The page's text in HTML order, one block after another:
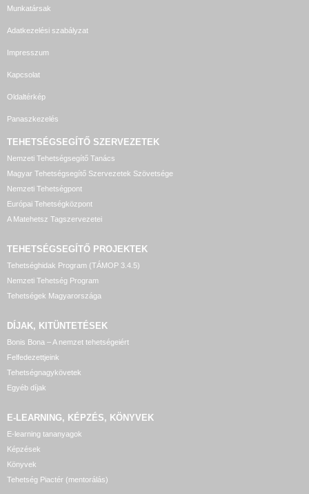
Munkatársak
Adatkezelési szabályzat
Impresszum
Kapcsolat
Oldaltérkép
Panaszkezelés
TEHETSÉGSEGÍTŐ SZERVEZETEK
Nemzeti Tehetségsegítő Tanács
Magyar Tehetségsegítő Szervezetek Szövetsége
Nemzeti Tehetségpont
Európai Tehetségközpont
A Matehetsz Tagszervezetei
TEHETSÉGSEGÍTŐ PROJEKTEK
Tehetséghidak Program (TÁMOP 3.4.5)
Nemzeti Tehetség Program
Tehetségek Magyarországa
DÍJAK, KITÜNTETÉSEK
Bonis Bona – A nemzet tehetségeiért
Felfedezettjeink
Tehetségnagykövetek
Egyéb díjak
E-LEARNING, KÉPZÉS, KÖNYVEK
E-learning tananyagok
Képzések
Könyvek
Tehetség Piactér (mentorálás)